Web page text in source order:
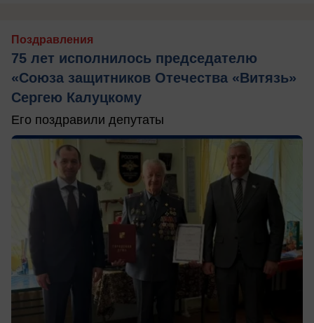
Поздравления
75 лет исполнилось председателю
«Союза защитников Отечества «Витязь»
Сергею Калуцкому
Его поздравили депутаты